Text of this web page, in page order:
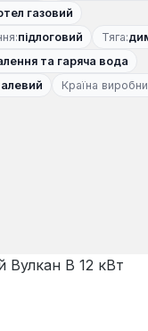
газовий
підлоговий Тяга:
та гаряча вода
Країна
зображень